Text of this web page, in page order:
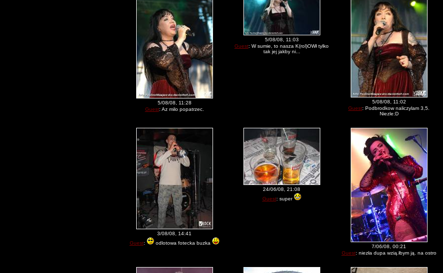
5/08/08, 11:28
Guest: Az milo popatrzec.
5/08/08, 11:03
Guest: W sumie, to nasza K(rol)OWł tylko
tak jej jakby ni...
5/08/08, 11:02
Guest: Podbrodkow naliczylam 3,5.
Niezle:D
3/08/08, 14:41
Guest: odlotowa fotecka buzka
24/06/08, 21:08
Guest: super
7/06/08, 00:21
Guest: niezła dupa wzią.łbym ją. na ostro